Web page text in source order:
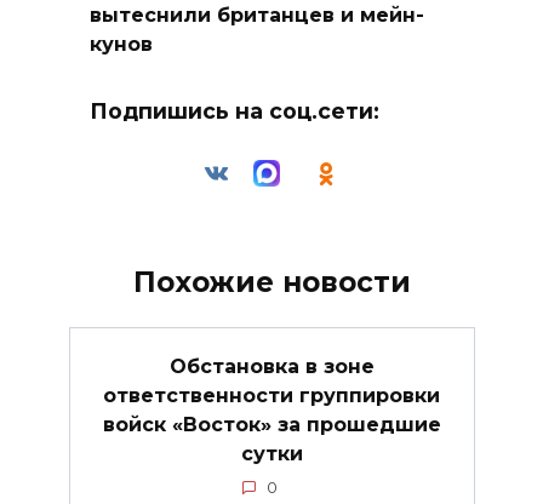
вытеснили британцев и мейн-
кунов
Подпишись на соц.сети:
Похожие новости
Обстановка в зоне
ответственности группировки
войск «Восток» за прошедшие
сутки
0